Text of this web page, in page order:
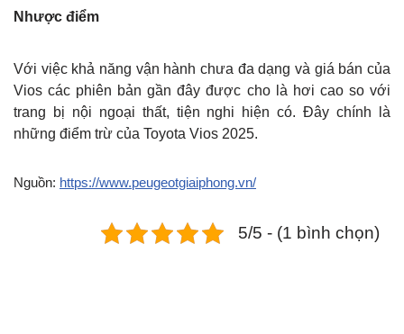
Nhược điểm
Với việc khả năng vận hành chưa đa dạng và giá bán của
Vios các phiên bản gần đây được cho là hơi cao so với
trang bị nội ngoại thất, tiện nghi hiện có. Đây chính là
những điểm trừ của Toyota Vios 2025.
Nguồn: https://www.peugeotgiaiphong.vn/
5/5 - (1 bình chọn)